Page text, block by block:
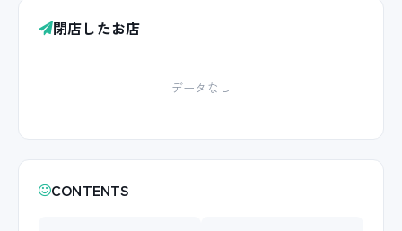
閉店したお店
データなし
CONTENTS